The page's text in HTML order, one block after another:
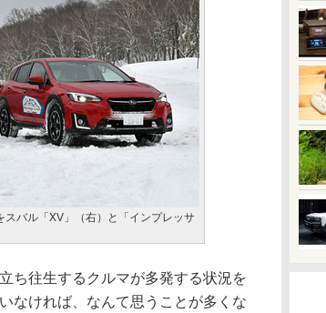
バル「XV」（右）と「インプレッサ
ち往生するクルマが多発する状況を
なければ、なんて思うことが多くな